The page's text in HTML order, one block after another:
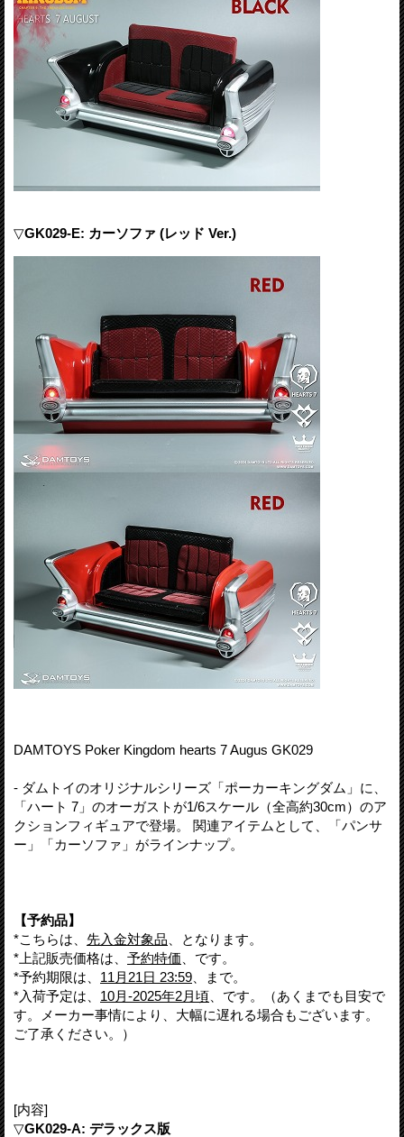
▽GK029-E: カーソファ (レッド Ver.)
DAMTOYS Poker Kingdom hearts 7 Augus GK029
- ダムトイのオリジナルシリーズ「ポーカーキングダム」に、
「ハート 7」のオーガストが1/6スケール（全高約30cm）のア
クションフィギュアで登場。 関連アイテムとして、「パンサ
ー」「カーソファ」がラインナップ。
【予約品】
*こちらは、 先入金対象品 、となります。
*上記販売価格は、 予約特価 、です。
*予約期限は、 11月21日 23:59 、まで。
*入荷予定は、 10月-2025年2月頃 、です。（あくまでも目安で
す。メーカー事情により、大幅に遅れる場合もございます。
ご了承ください。）
[内容]
▽GK029-A: デラックス版